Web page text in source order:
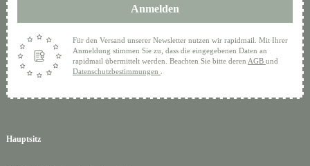
Hauptsitz
Anmelden
Für den Versand unserer Newsletter nutzen wir rapidmail. Mit Ihrer
Anmeldung stimmen Sie zu, dass die eingegebenen Daten an
rapidmail übermittelt werden. Beachten Sie bitte deren AGB und
Datenschutzbestimmungen